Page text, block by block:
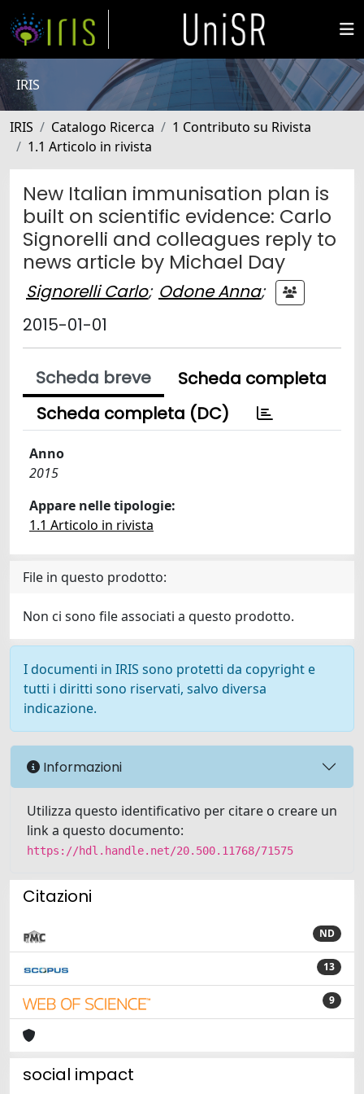
IRIS
IRIS Catalogo Ricerca
1 Contributo su Rivista
1.1 Articolo in rivista
New Italian immunisation plan is
built on scientific evidence: Carlo
Signorelli and colleagues reply to
news article by Michael Day
Signorelli Carlo; Odone Anna;
2015-01-01
Scheda breve
Scheda completa
Scheda completa (DC)
Anno
2015
Appare nelle tipologie:
1.1 Articolo in rivista
File in questo prodotto:
Non ci sono file associati a questo prodotto.
I documenti in IRIS sono protetti da copyright e
tutti i diritti sono riservati, salvo diversa
indicazione.
Informazioni
Utilizza questo identificativo per citare o creare un
link a questo documento:
https://hdl.handle.net/20.500.11768/71575
Citazioni
ND
13
9
social impact